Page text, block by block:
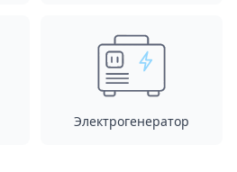
Электрогенератор